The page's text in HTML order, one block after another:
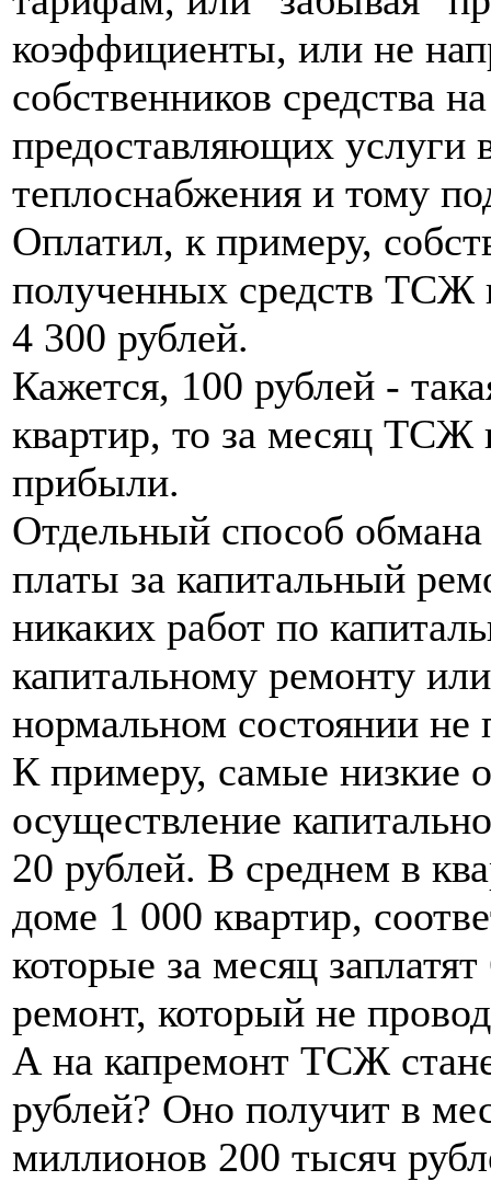
коэффициенты, или не
собственников средства
предоставляющих услуги
теплоснабжения и тому
Оплатил, к примеру,
полученных средств ТСЖ
4 300 рублей.
Кажется, 100 рублей -
квартир, то за месяц ТСЖ
прибыли.
Отдельный способ
платы за капитальный
никаких работ по
капитальному ремонту
нормальном состоянии не
К примеру, самые низкие
осуществление
20 рублей. В среднем в
доме 1 000 квартир,
которые за месяц
ремонт, который не
А на капремонт ТСЖ
рублей? Оно получит в
миллионов 200 тысяч